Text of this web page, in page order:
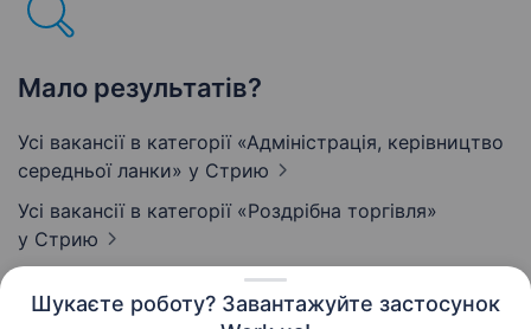
Шукаєте роботу? Завантажуйте застосунок
Мало результатів?
Усі вакансії в категорії «Адмiнiстрацiя, керівництво
середньої ланки» у Стрию
Усі вакансії в категорії «Роздрібна торгівля»
у Стрию